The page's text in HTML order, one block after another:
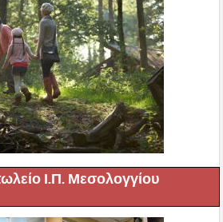
Ι.Π. Μεσολογγίου